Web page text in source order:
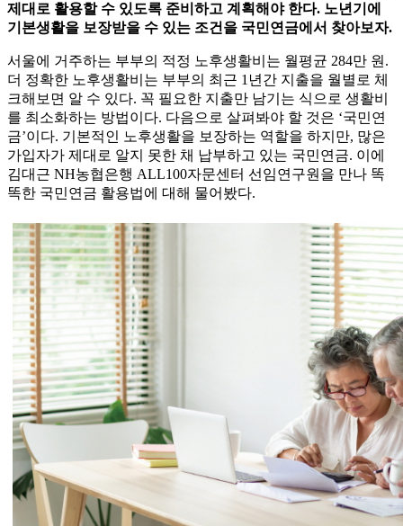
제대로 활용할 수 있도록 준비하고 계획해야 한다. 노년기에
기본생활을 보장받을 수 있는 조건을 국민연금에서 찾아보자.
서울에 거주하는 부부의 적정 노후생활비는 월평균 284만 원.
더 정확한 노후생활비는 부부의 최근 1년간 지출을 월별로 체
크해보면 알 수 있다. 꼭 필요한 지출만 남기는 식으로 생활비
를 최소화하는 방법이다. 다음으로 살펴봐야 할 것은 ‘국민연
금’이다. 기본적인 노후생활을 보장하는 역할을 하지만, 많은
가입자가 제대로 알지 못한 채 납부하고 있는 국민연금. 이에
김대근 NH농협은행 ALL100자문센터 선임연구원을 만나 똑
똑한 국민연금 활용법에 대해 물어봤다.